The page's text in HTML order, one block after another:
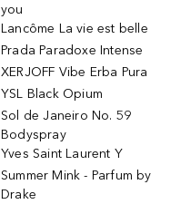
you
Lancôme La vie est belle
Prada Paradoxe Intense
XERJOFF Vibe Erba Pura
YSL Black Opium
Sol de Janeiro No. 59
Bodyspray
Yves Saint Laurent Y
Summer Mink - Parfum by
Drake